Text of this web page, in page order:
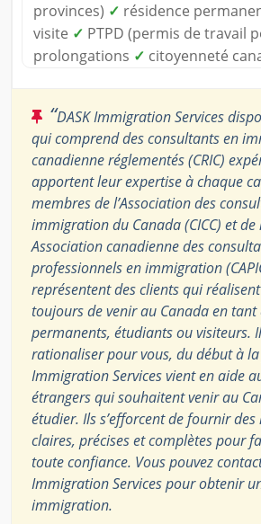
provinces) ✓ résidence
visite ✓ PTPD (permis de travail
prolongations ✓ citoyenneté
“DASK Immigration Services
qui comprend des consultants en
canadienne réglementés (CRIC)
apportent leur expertise à chaque
membres de l’Association des
immigration du Canada (CICC) et
Association canadienne des
professionnels en immigration
représentent des clients qui
toujours de venir au Canada en tant
permanents, étudiants ou visiteurs.
rationaliser pour vous, du début à la
Immigration Services vient en aide
étrangers qui souhaitent venir au
étudier. Ils s’efforcent de fournir
claires, précises et complètes pour
toute confiance. Vous pouvez
Immigration Services pour obtenir
immigration.